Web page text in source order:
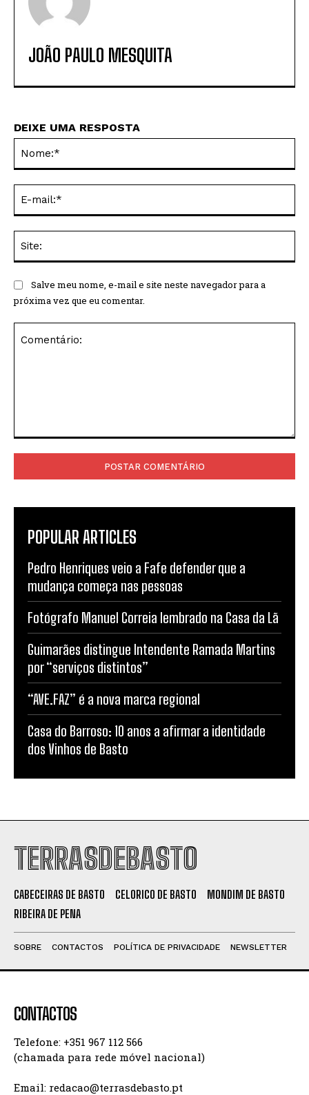
JOÃO PAULO MESQUITA
DEIXE UMA RESPOSTA
Salve meu nome, e-mail e site neste navegador para a
próxima vez que eu comentar.
POPULAR ARTICLES
Pedro Henriques veio a Fafe defender que a
mudança começa nas pessoas
Fotógrafo Manuel Correia lembrado na Casa da Lã
Guimarães distingue Intendente Ramada Martins
por “serviços distintos”
“AVE.FAZ” é a nova marca regional
Casa do Barroso: 10 anos a afirmar a identidade
dos Vinhos de Basto
TERRASDEBASTO
CABECEIRAS DE BASTO CELORICO DE BASTO
MONDIM DE BASTO
RIBEIRA DE PENA
SOBRE CONTACTOS POLÍTICA DE PRIVACIDADE NEWSLETTER
CONTACTOS
Telefone: +351 967 112 566
(chamada para rede móvel nacional)
Email: redacao@terrasdebasto.pt